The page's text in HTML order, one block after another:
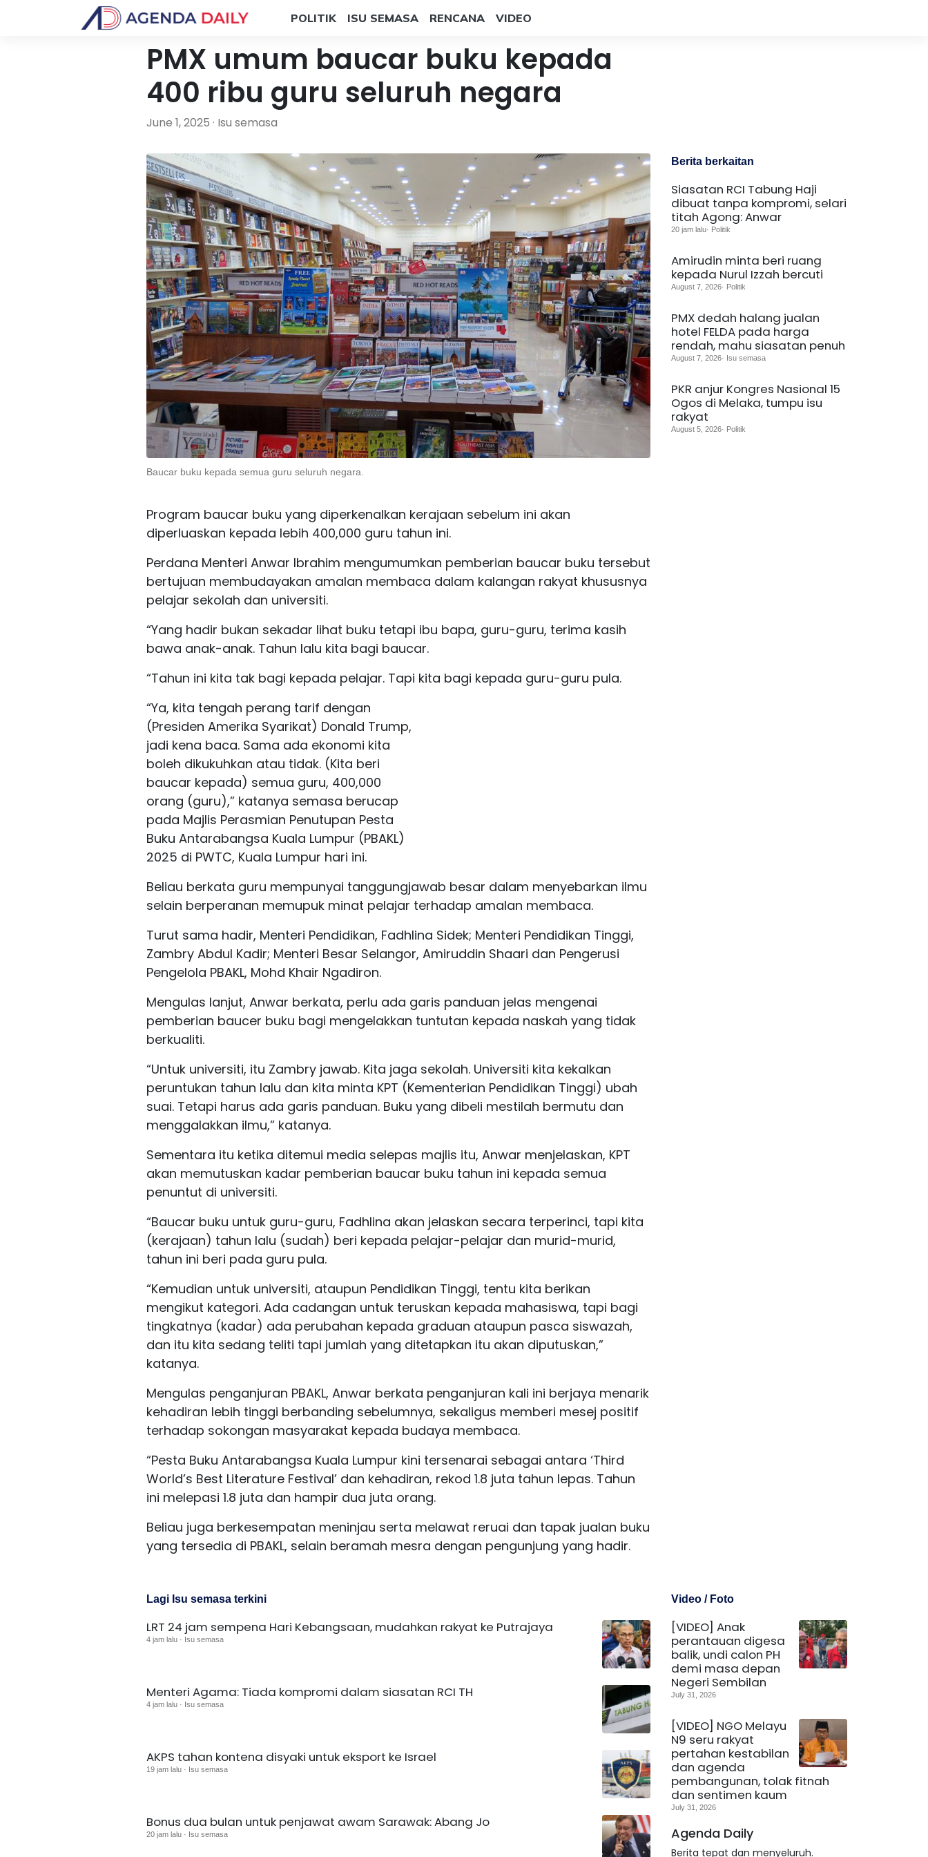
POLITIK ISU SEMASA RENCANA VIDEO
PMX umum baucar buku kepada
400 ribu guru seluruh negara
June 1, 2025 · Isu semasa
Baucar buku kepada semua guru seluruh negara.
Program baucar buku yang diperkenalkan kerajaan sebelum ini akan
diperluaskan kepada lebih 400,000 guru tahun ini.
Perdana Menteri Anwar Ibrahim mengumumkan pemberian baucar buku tersebut
bertujuan membudayakan amalan membaca dalam kalangan rakyat khususnya
pelajar sekolah dan universiti.
“Yang hadir bukan sekadar lihat buku tetapi ibu bapa, guru-guru, terima kasih
bawa anak-anak. Tahun lalu kita bagi baucar.
“Tahun ini kita tak bagi kepada pelajar. Tapi kita bagi kepada guru-guru pula.
“Ya, kita tengah perang tarif dengan
(Presiden Amerika Syarikat) Donald Trump,
jadi kena baca. Sama ada ekonomi kita
boleh dikukuhkan atau tidak. (Kita beri
baucar kepada) semua guru, 400,000
orang (guru),” katanya semasa berucap
pada Majlis Perasmian Penutupan Pesta
Buku Antarabangsa Kuala Lumpur (PBAKL)
2025 di PWTC, Kuala Lumpur hari ini.
Beliau berkata guru mempunyai tanggungjawab besar dalam menyebarkan ilmu
selain berperanan memupuk minat pelajar terhadap amalan membaca.
Turut sama hadir, Menteri Pendidikan, Fadhlina Sidek; Menteri Pendidikan Tinggi,
Zambry Abdul Kadir; Menteri Besar Selangor, Amiruddin Shaari dan Pengerusi
Pengelola PBAKL, Mohd Khair Ngadiron.
Mengulas lanjut, Anwar berkata, perlu ada garis panduan jelas mengenai
pemberian baucer buku bagi mengelakkan tuntutan kepada naskah yang tidak
berkualiti.
“Untuk universiti, itu Zambry jawab. Kita jaga sekolah. Universiti kita kekalkan
peruntukan tahun lalu dan kita minta KPT (Kementerian Pendidikan Tinggi) ubah
suai. Tetapi harus ada garis panduan. Buku yang dibeli mestilah bermutu dan
menggalakkan ilmu,” katanya.
Sementara itu ketika ditemui media selepas majlis itu, Anwar menjelaskan, KPT
akan memutuskan kadar pemberian baucar buku tahun ini kepada semua
penuntut di universiti.
“Baucar buku untuk guru-guru, Fadhlina akan jelaskan secara terperinci, tapi kita
(kerajaan) tahun lalu (sudah) beri kepada pelajar-pelajar dan murid-murid,
tahun ini beri pada guru pula.
“Kemudian untuk universiti, ataupun Pendidikan Tinggi, tentu kita berikan
mengikut kategori. Ada cadangan untuk teruskan kepada mahasiswa, tapi bagi
tingkatnya (kadar) ada perubahan kepada graduan ataupun pasca siswazah,
dan itu kita sedang teliti tapi jumlah yang ditetapkan itu akan diputuskan,”
katanya.
Mengulas penganjuran PBAKL, Anwar berkata penganjuran kali ini berjaya menarik
kehadiran lebih tinggi berbanding sebelumnya, sekaligus memberi mesej positif
terhadap sokongan masyarakat kepada budaya membaca.
“Pesta Buku Antarabangsa Kuala Lumpur kini tersenarai sebagai antara ‘Third
World’s Best Literature Festival’ dan kehadiran, rekod 1.8 juta tahun lepas. Tahun
ini melepasi 1.8 juta dan hampir dua juta orang.
Beliau juga berkesempatan meninjau serta melawat reruai dan tapak jualan buku
yang tersedia di PBAKL, selain beramah mesra dengan pengunjung yang hadir.
Berita berkaitan
Siasatan RCI Tabung Haji
dibuat tanpa kompromi, selari
titah Agong: Anwar
20 jam lalu· Politik
Amirudin minta beri ruang
kepada Nurul Izzah bercuti
August 7, 2026· Politik
PMX dedah halang jualan
hotel FELDA pada harga
rendah, mahu siasatan penuh
August 7, 2026· Isu semasa
PKR anjur Kongres Nasional 15
Ogos di Melaka, tumpu isu
rakyat
August 5, 2026· Politik
Lagi Isu semasa terkini
LRT 24 jam sempena Hari Kebangsaan, mudahkan rakyat ke Putrajaya
4 jam lalu · Isu semasa
Menteri Agama: Tiada kompromi dalam siasatan RCI TH
4 jam lalu · Isu semasa
AKPS tahan kontena disyaki untuk eksport ke Israel
19 jam lalu · Isu semasa
Bonus dua bulan untuk penjawat awam Sarawak: Abang Jo
20 jam lalu · Isu semasa
Video / Foto
[VIDEO] Anak
perantauan digesa
balik, undi calon PH
demi masa depan
Negeri Sembilan
July 31, 2026
[VIDEO] NGO Melayu
N9 seru rakyat
pertahan kestabilan
dan agenda
pembangunan, tolak fitnah
dan sentimen kaum
July 31, 2026
Agenda Daily
Berita tepat dan menyeluruh.